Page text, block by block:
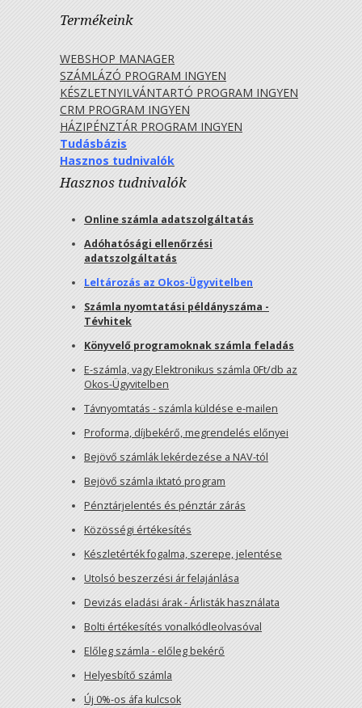
Termékeink
WEBSHOP MANAGER
SZÁMLÁZÓ PROGRAM INGYEN
KÉSZLETNYILVÁNTARTÓ PROGRAM INGYEN
CRM PROGRAM INGYEN
HÁZIPÉNZTÁR PROGRAM INGYEN
Tudásbázis
Hasznos tudnivalók
Hasznos tudnivalók
Online számla adatszolgáltatás
Adóhatósági ellenőrzési
adatszolgáltatás
Leltározás az Okos-Ügyvitelben
Számla nyomtatási példányszáma -
Tévhitek
Könyvelő programoknak számla feladás
E-számla, vagy Elektronikus számla 0Ft/db az
Okos-Ügyvitelben
Távnyomtatás - számla küldése e-mailen
Proforma, díjbekérő, megrendelés előnyei
Bejövő számlák lekérdezése a NAV-tól
Bejövő számla iktató program
Pénztárjelentés és pénztár zárás
Közösségi értékesítés
Készletérték fogalma, szerepe, jelentése
Utolsó beszerzési ár felajánlása
Devizás eladási árak - Árlisták használata
Bolti értékesítés vonalkódleolvasóval
Előleg számla - előleg bekérő
Helyesbítő számla
Új 0%-os áfa kulcsok